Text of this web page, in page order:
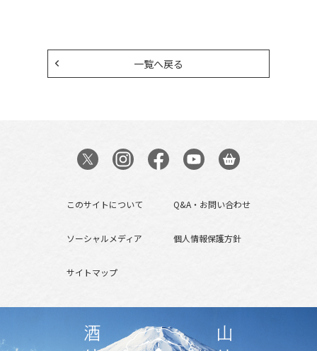
一覧へ戻る
このサイトについて Q&A・お問い合わせ
ソーシャルメディア 個人情報保護方針
サイトマップ